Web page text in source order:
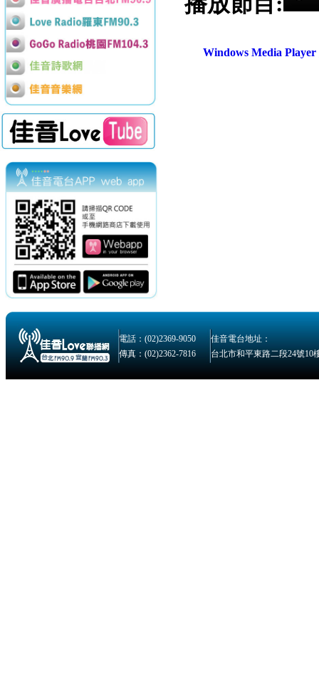
Windows Media
電話：(02)2369-9050
佳音電台地址：
傳真：(02)2362-7816
台北市和平東路二段24號10